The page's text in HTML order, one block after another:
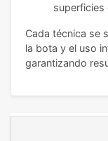
superficies
Cada técnica se
la bota y el uso
garantizando